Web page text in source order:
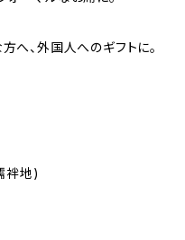
へ、外国人へのギフトに。
袢地)